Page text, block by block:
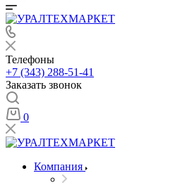
Телефоны
+7 (343) 288-51-41
Заказать звонок
0
Компания